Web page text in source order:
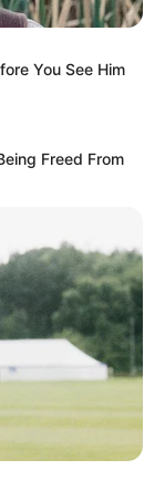
ternyata bisa
ya
You See Him
Freed From